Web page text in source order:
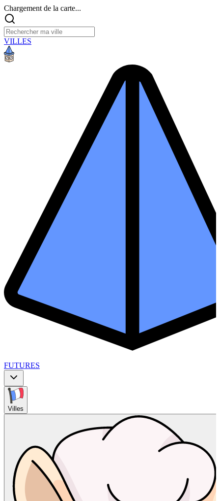
Chargement de la carte...
VILLES
FUTURES
Villes